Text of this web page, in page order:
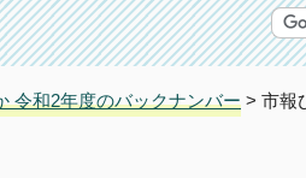
令和2年度のバックナンバー > 市報